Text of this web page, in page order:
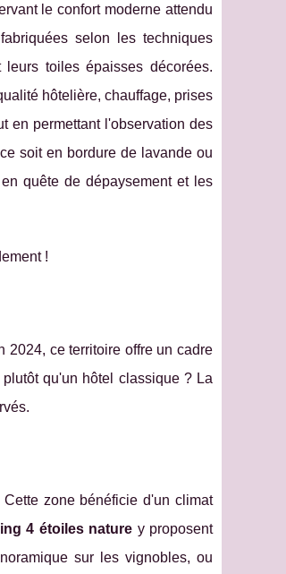
le confort moderne attendu
selon les techniques
toiles épaisses décorées.
hôtelière, chauffage, prises
en permettant l'observation des
soit en bordure de lavande ou
quête de dépaysement et les
!
2024, ce territoire offre un cadre
qu'un hôtel classique ? La
Cette zone bénéficie d'un climat
4 étoiles nature y proposent
sur les vignobles, ou